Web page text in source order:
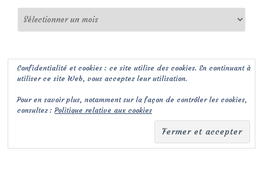
Confidentialité et cookies : ce site utilise des cookies. En continuant à
utiliser ce site Web, vous acceptez leur utilisation.
Pour en savoir plus, notamment sur la façon de contrôler les cookies,
consultez :Politique relative aux cookies